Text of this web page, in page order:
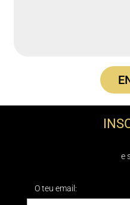
e
O teu email: